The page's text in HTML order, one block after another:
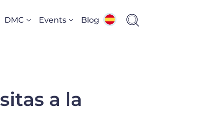
DMC Events Blog
a la